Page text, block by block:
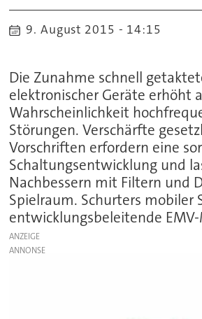
9. August 2015 - 14:15
Die Zunahme schnell
elektronischer Geräte erhöht
Wahrscheinlichkeit
Störungen. Verschärfte
Vorschriften erfordern eine
Schaltungsentwicklung und
Nachbessern mit Filtern und
Spielraum. Schurters mobiler
entwicklungsbeleitende
ANZEIGE